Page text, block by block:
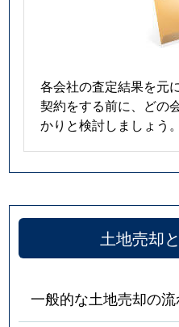
各会社の査定結果を元
契約をする前に、どの
かりと検討しましょう。
土地売却
一般的な土地売却の流